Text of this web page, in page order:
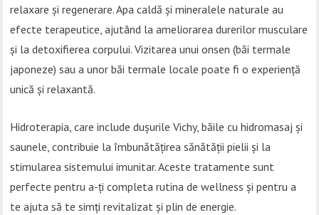
relaxare și regenerare. Apa caldă și mineralele naturale au
efecte terapeutice, ajutând la ameliorarea durerilor musculare
și la detoxifierea corpului. Vizitarea unui onsen (băi termale
japoneze) sau a unor băi termale locale poate fi o experiență
unică și relaxantă.
Hidroterapia, care include dușurile Vichy, băile cu hidromasaj și
saunele, contribuie la îmbunătățirea sănătății pielii și la
stimularea sistemului imunitar. Aceste tratamente sunt
perfecte pentru a-ți completa rutina de wellness și pentru a
te ajuta să te simți revitalizat și plin de energie.